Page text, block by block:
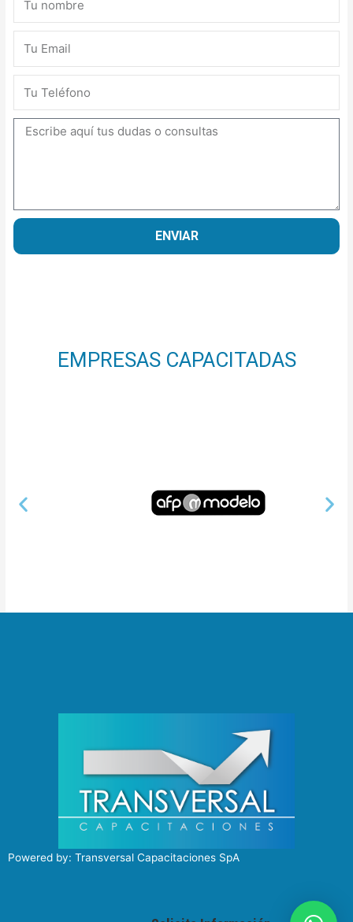
DE
ANDAMIOS
cantidad
Mensaje
ENVIAR
EMPRESAS CAPACITADAS
Powered by: Transversal Capacitaciones SpA